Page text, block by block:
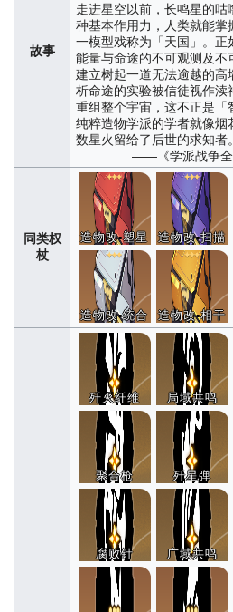
故事
走进星空以前，长鸣星的
种基本作用力，人类就能
一模型戏称为「天国」。正
能量与命途的不可观测及不
建立树起一道无法逾越的
析命途的实验被信徒视作渎
重组整个宇宙，这不正是「
纯粹造物学派的学者就像
数星火留给了后世的求知者。
——《学派战争全
同类权
杖
造物改-塑星 造物改-扫描
造物改-统合 造物改-相干
歼灭纤维 局域共鸣
聚合枪 歼星弹
腐败针 广域共鸣